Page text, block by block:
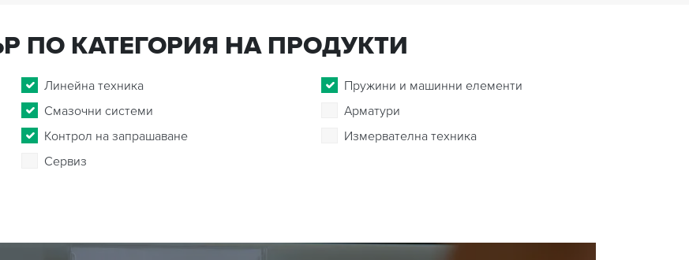
ПО КАТЕГОРИЯ НА ПРОДУКТИ
Линейна техника
Пружини и машинни елементи
Смазочни системи
Арматури
Контрол на запрашаване
Измервателна техника
Сервиз